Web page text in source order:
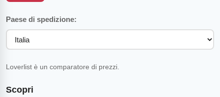
Scopri
Paese di spedizione:
Loverlist è un comparatore di prezzi.